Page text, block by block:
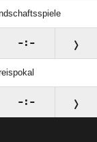
: 
: 